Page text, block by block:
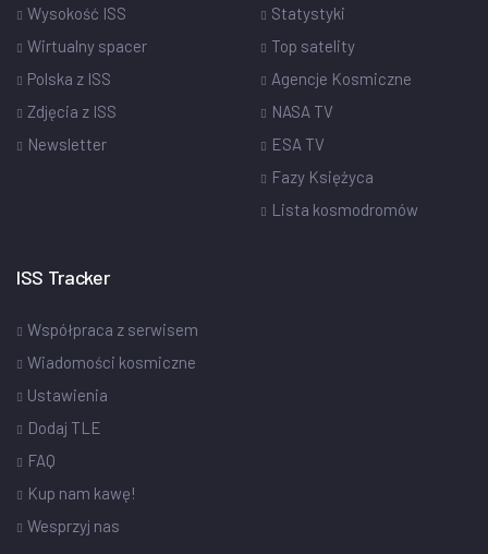
Wysokość ISS
Wirtualny spacer
Polska z ISS
Zdjęcia z ISS
Newsletter
Statystyki
Top satelity
Agencje Kosmiczne
NASA TV
ESA TV
Fazy Księżyca
Lista kosmodromów
ISS Tracker
Współpraca z serwisem
Wiadomości kosmiczne
Ustawienia
Dodaj TLE
FAQ
Kup nam kawę!
Wesprzyj nas